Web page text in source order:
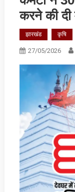
करने की दी
झारखंड कृषि
27/05/2026